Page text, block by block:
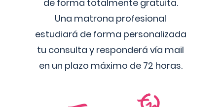
de forma totalmente gratuita.
Una matrona profesional
estudiará de forma personalizada
tu consulta y responderá vía mail
en un plazo máximo de 72 horas.